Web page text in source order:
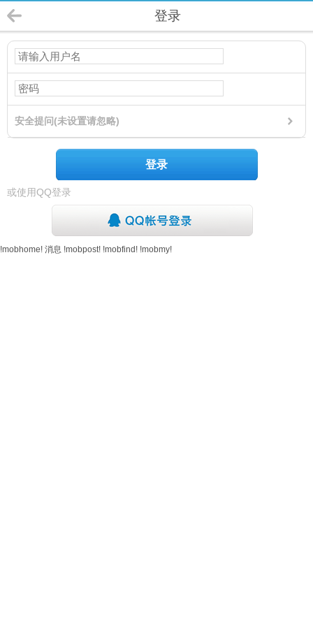
登录
安全提问(未设置请忽略)
登录
或使用QQ登录
!mobhome! 消息 !mobpost! !mobfind! !mobmy!